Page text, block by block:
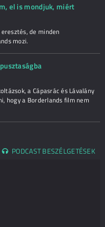
el is mondjuk, miért
de minden
mozi.
a Cápasrác és Lávalány
hogy a Borderlands film nem
PODCAST BESZÉLGETÉSEK